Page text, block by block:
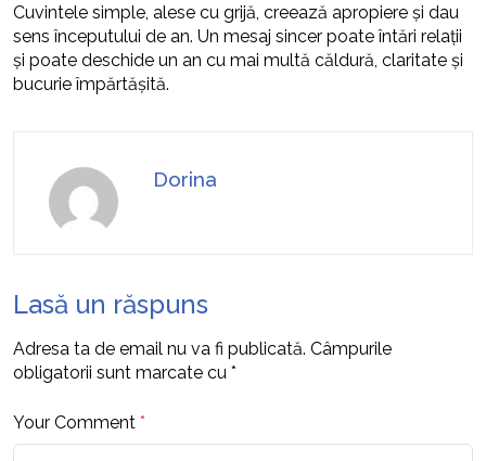
Cuvintele simple, alese cu grijă, creează apropiere și dau
sens începutului de an. Un mesaj sincer poate întări relații
și poate deschide un an cu mai multă căldură, claritate și
bucurie împărtășită.
Dorina
Lasă un răspuns
Adresa ta de email nu va fi publicată. Câmpurile
obligatorii sunt marcate cu *
Your Comment *